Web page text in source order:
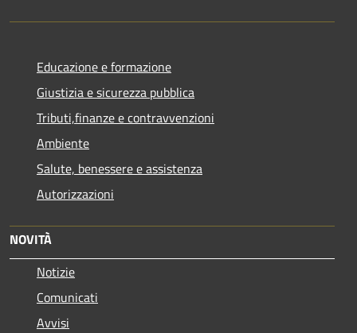
Educazione e formazione
Giustizia e sicurezza pubblica
Tributi,finanze e contravvenzioni
Ambiente
Salute, benessere e assistenza
Autorizzazioni
NOVITÀ
Notizie
Comunicati
Avvisi